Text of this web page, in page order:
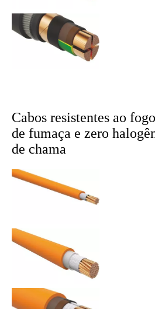
Cabos resistentes ao
de fumaça e zero
de chama